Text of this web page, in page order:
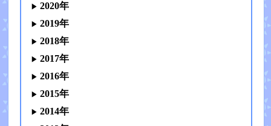
2020年
2019年
2018年
2017年
2016年
2015年
2014年